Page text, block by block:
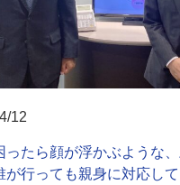
12
ったら顔が浮かぶような
が行っても親身に対応し